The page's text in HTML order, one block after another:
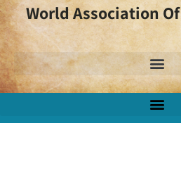
World Association